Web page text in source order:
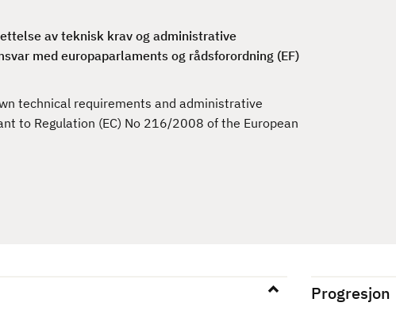
av teknisk krav og administrative
med europaparlaments og rådsforordning (EF)
technical requirements and administrative
to Regulation (EC) No 216/2008 of the European
Progresjon